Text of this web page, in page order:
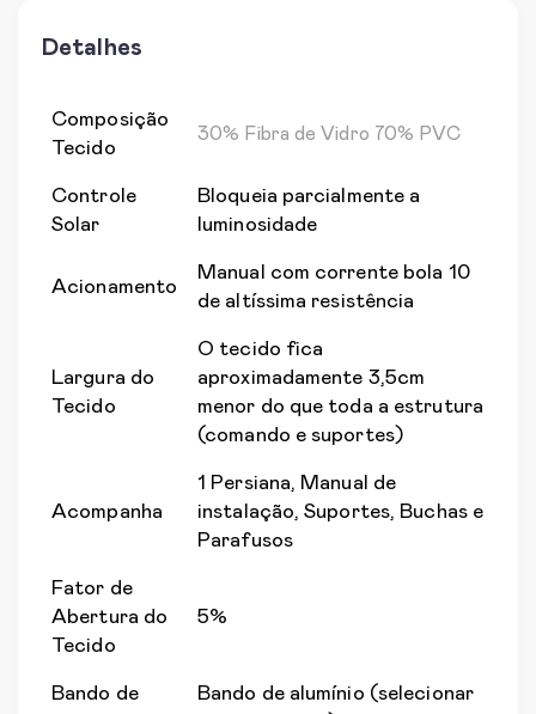
Detalhes
Composição
Tecido
30% Fibra de Vidro 70% PVC
Controle
Solar
Bloqueia parcialmente a
luminosidade
Acionamento
Manual com corrente bola 10
de altíssima resistência
Largura do
Tecido
O tecido fica
aproximadamente 3,5cm
menor do que toda a estrutura
(comando e suportes)
Acompanha
1 Persiana, Manual de
instalação, Suportes, Buchas e
Parafusos
Fator de
Abertura do
Tecido
5%
Bando de
Bando de alumínio (selecionar